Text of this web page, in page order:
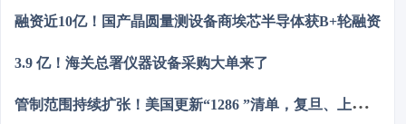
融资近10亿！国产晶圆量测设备商埃芯半导体获B+轮融资
3.9 亿！海关总署仪器设备采购大单来了
管
制范围持续扩张！美国更新“1286 ”清单，复旦、上交等上榜